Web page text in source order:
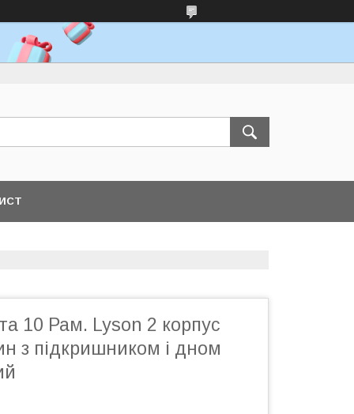
10 Рам. Lyson 2 корпус
з підкришником і дном